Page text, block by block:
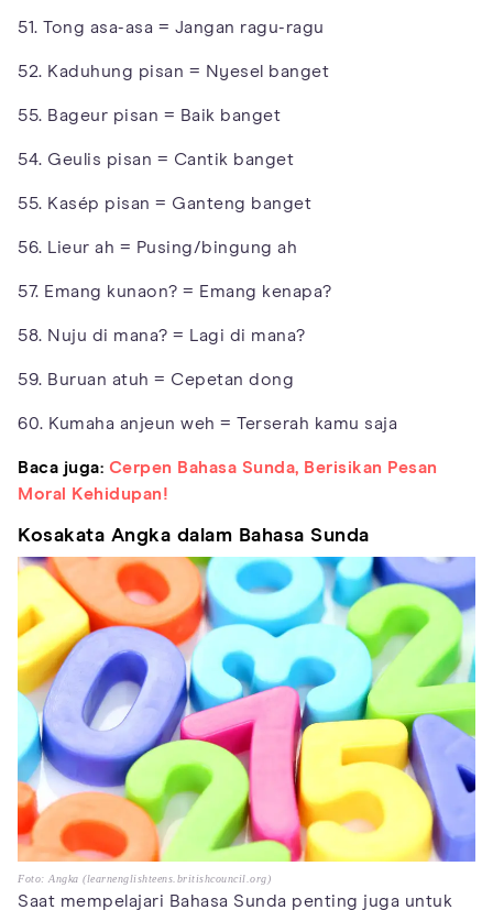
51. Tong asa-asa = Jangan ragu-ragu
52. Kaduhung pisan = Nyesel banget
55. Bageur pisan = Baik banget
54. Geulis pisan = Cantik banget
55. Kasép pisan = Ganteng banget
56. Lieur ah = Pusing/bingung ah
57. Emang kunaon? = Emang kenapa?
58. Nuju di mana? = Lagi di mana?
59. Buruan atuh = Cepetan dong
60. Kumaha anjeun weh = Terserah kamu saja
Baca juga: Cerpen Bahasa Sunda, Berisikan Pesan
Moral Kehidupan!
Kosakata Angka dalam Bahasa Sunda
Foto: Angka (learnenglishteens.britishcouncil.org)
Saat mempelajari Bahasa Sunda penting juga untuk